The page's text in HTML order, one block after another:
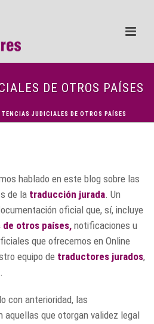
DE OTROS PAÍSES
JUDICIALES DE OTROS PAÍSES
hablado en este blog sobre las
de la traducción jurada. Un
oficial que, sí, incluye
otros países, notificaciones u
que ofrecemos en Online
equipo de traductores jurados,
con anterioridad, las
aquellas que otorgan validez legal